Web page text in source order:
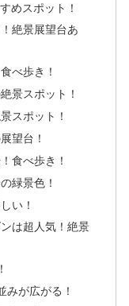
めスポット！
絶景展望台あ
べ歩き！
景スポット！
スポット！
望台！
食べ歩き！
緑景色！
い！
は超人気！絶景
みが広がる！